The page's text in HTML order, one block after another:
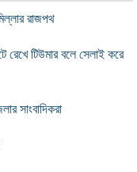
রাজপথ
রেখে টিউমার বলে সেলাই করে
সাংবাদিকরা